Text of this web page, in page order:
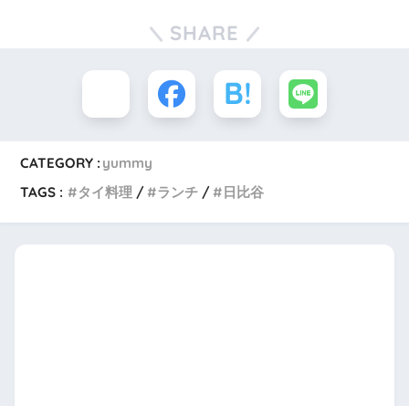
SHARE
CATEGORY : yummy
TAGS :
タイ料理 ランチ 日比谷